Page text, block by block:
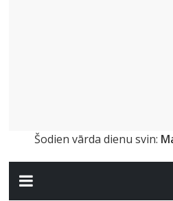
Šodien vārda dienu svin: